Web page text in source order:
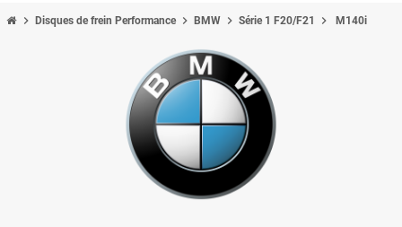
chevron_right Disques de frein Performance chevron_right BMW chevron_right Série 1 F20/F21 chevron_right M140i